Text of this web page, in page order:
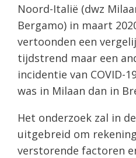
Noord-Italië (dwz
Bergamo) in maart
vertoonden een
tijdstrend maar een
incidentie van COVID-
was in Milaan dan in
Het onderzoek zal in
uitgebreid om
verstorende factoren